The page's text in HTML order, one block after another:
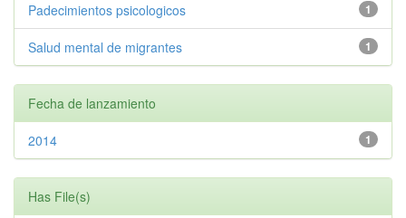
1
Padecimientos psicologicos
1
Salud mental de migrantes
Fecha de lanzamiento
1
2014
Has File(s)